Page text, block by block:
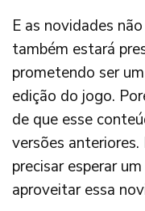
E as novidades
também estará
prometendo ser
edição do jogo.
de que esse
versões
precisar esperar
aproveitar essa